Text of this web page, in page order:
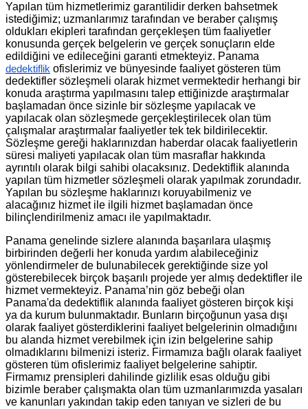
Yapılan tüm hizmetlerimiz garantilidir derken bahsetmek
istediğimiz; uzmanlarımız tarafından ve beraber çalışmış
oldukları ekipleri tarafından gerçekleşen tüm faaliyetler
konusunda gerçek belgelerin ve gerçek sonuçların elde
edildiğini ve edileceğini garanti etmekteyiz. Panama
dedektiflik ofislerimiz ve bünyesinde faaliyet gösteren tüm
dedektifler sözleşmeli olarak hizmet vermektedir herhangi bir
konuda araştırma yapılmasını talep ettiğinizde araştırmalar
başlamadan önce sizinle bir sözleşme yapılacak ve
yapılacak olan sözleşmede gerçekleştirilecek olan tüm
çalışmalar araştırmalar faaliyetler tek tek bildirilecektir.
Sözleşme gereği haklarınızdan haberdar olacak faaliyetlerin
süresi maliyeti yapılacak olan tüm masraflar hakkında
ayrıntılı olarak bilgi sahibi olacaksınız. Dedektiflik alanında
yapılan tüm hizmetler sözleşmeli olarak yapılmak zorundadır.
Yapılan bu sözleşme haklarınızı koruyabilmeniz ve
alacağınız hizmet ile ilgili hizmet başlamadan önce
bilinçlendirilmeniz amacı ile yapılmaktadır.
Panama genelinde sizlere alanında başarılara ulaşmış
birbirinden değerli her konuda yardım alabileceğiniz
yönlendirmeler de bulunabilecek gerektiğinde size yol
gösterebilecek birçok başarılı projede yer almış dedektifler ile
hizmet vermekteyiz. Panama’nin göz bebeği olan
Panama'da dedektiflik alanında faaliyet gösteren birçok kişi
ya da kurum bulunmaktadır. Bunların birçoğunun yasa dışı
olarak faaliyet gösterdiklerini faaliyet belgelerinin olmadığını
bu alanda hizmet verebilmek için izin belgelerine sahip
olmadıklarını bilmenizi isteriz. Firmamıza bağlı olarak faaliyet
gösteren tüm ofislerimiz faaliyet belgelerine sahiptir.
Firmamız prensipleri dahilinde gizlilik esas olduğu gibi
bizimle beraber çalışmakta olan tüm uzmanlarımızda yasaları
ve kanunları yakından takip eden tanıyan ve sizleri de bu